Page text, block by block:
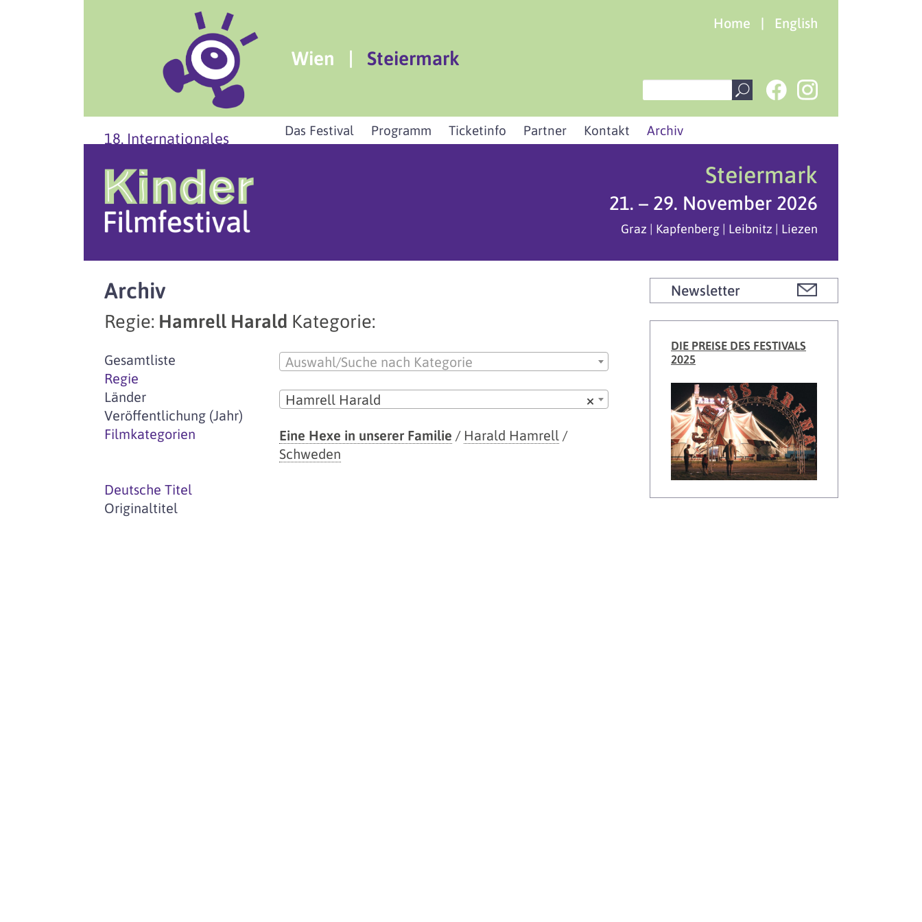
Home | English
Wien | Steiermark
18. Internationales Das Festival Programm Ticketinfo Partner Kontakt Archiv
Steiermark
21. – 29. November 2026
Graz | Kapfenberg | Leibnitz | Liezen
Archiv
Regie: Hamrell Harald Kategorie:
Gesamtliste
Regie
Länder
Veröffentlichung (Jahr)
Filmkategorien
Deutsche Titel
Originaltitel
Auswahl/Suche nach Kategorie
×
Hamrell Harald
Eine Hexe in unserer Familie / Harald Hamrell /
Schweden
Newsletter
DIE PREISE DES FESTIVALS
2025